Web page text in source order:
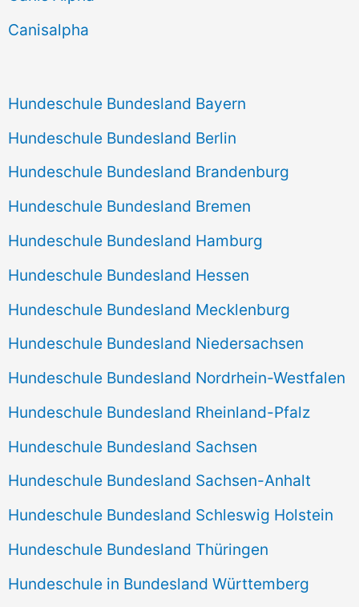
h
Canisalpha
Hundeschule Bundesland Bayern
Hundeschule Bundesland Berlin
Hundeschule Bundesland Brandenburg
Hundeschule Bundesland Bremen
Hundeschule Bundesland Hamburg
Hundeschule Bundesland Hessen
Hundeschule Bundesland Mecklenburg
Hundeschule Bundesland Niedersachsen
Hundeschule Bundesland Nordrhein-Westfalen
Hundeschule Bundesland Rheinland-Pfalz
Hundeschule Bundesland Sachsen
Hundeschule Bundesland Sachsen-Anhalt
Hundeschule Bundesland Schleswig Holstein
Hundeschule Bundesland Thüringen
Hundeschule in Bundesland Württemberg